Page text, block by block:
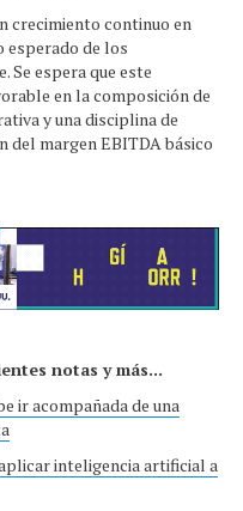
crecimiento continuo en
esperado de los
Se espera que este
en la composición de
y una disciplina de
del margen EBITDA básico
notas y más...
ir acompañada de una
inteligencia artificial a